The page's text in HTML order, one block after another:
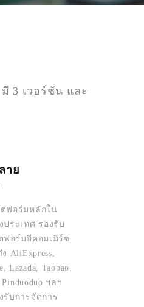
3 เวอร์ชัน และ
าย
ฟอร์มหลักใน
ประเทศ รองรับ
ฟอร์มอีคอมเมิร์ซ
AliExpress,
Lazada, Taobao,
ฯลฯ
รับการจัดการ